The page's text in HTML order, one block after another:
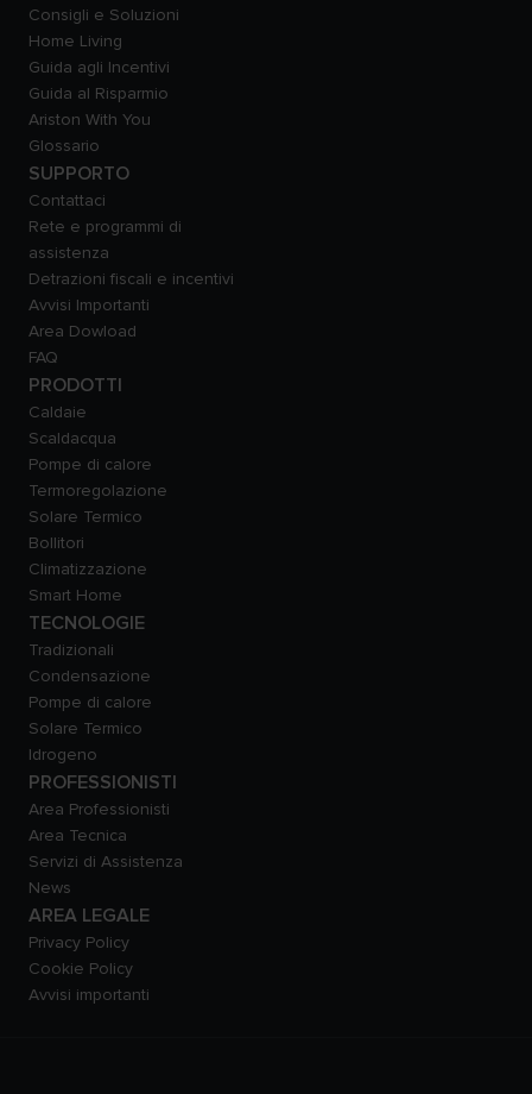
Consigli e Soluzioni
Home Living
Guida agli Incentivi
Guida al Risparmio
Ariston With You
Glossario
SUPPORTO
Contattaci
Rete e programmi di
assistenza
Detrazioni fiscali e incentivi
Avvisi Importanti
Area Dowload
FAQ
PRODOTTI
Caldaie
Scaldacqua
Pompe di calore
Termoregolazione
Solare Termico
Bollitori
Climatizzazione
Smart Home
TECNOLOGIE
Tradizionali
Condensazione
Pompe di calore
Solare Termico
Idrogeno
PROFESSIONISTI
Area Professionisti
Area Tecnica
Servizi di Assistenza
News
AREA LEGALE
Privacy Policy
Cookie Policy
Avvisi importanti